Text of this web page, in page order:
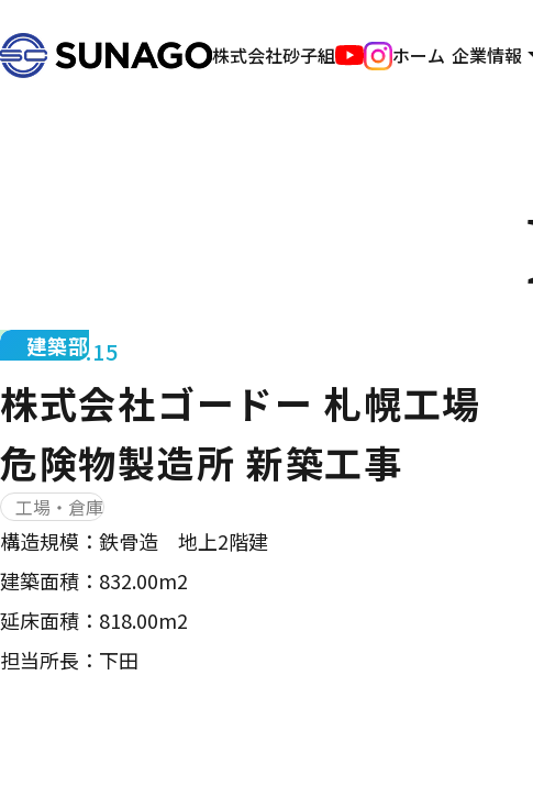
株式会社砂子組 ホーム 企業情報
建築部
2014.09.15
株式会社ゴードー 札幌工場
危険物製造所 新築工事
工場・倉庫
構造規模：鉄骨造 地上2階建
建築面積：832.00m2
延床面積：818.00m2
担当所長：下田